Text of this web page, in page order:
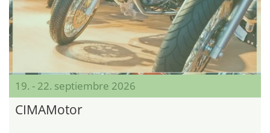
19. - 22. septiembre 2026
CIMAMotor